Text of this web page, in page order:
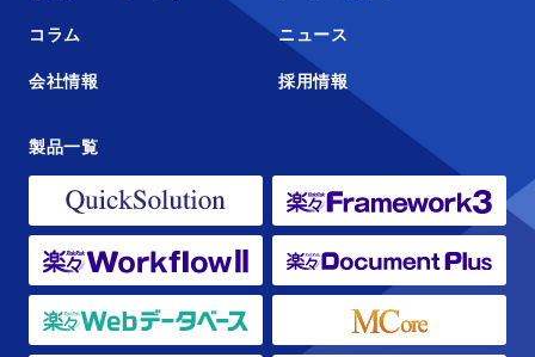
コラム ニュース
会社情報 採用情報
製品一覧